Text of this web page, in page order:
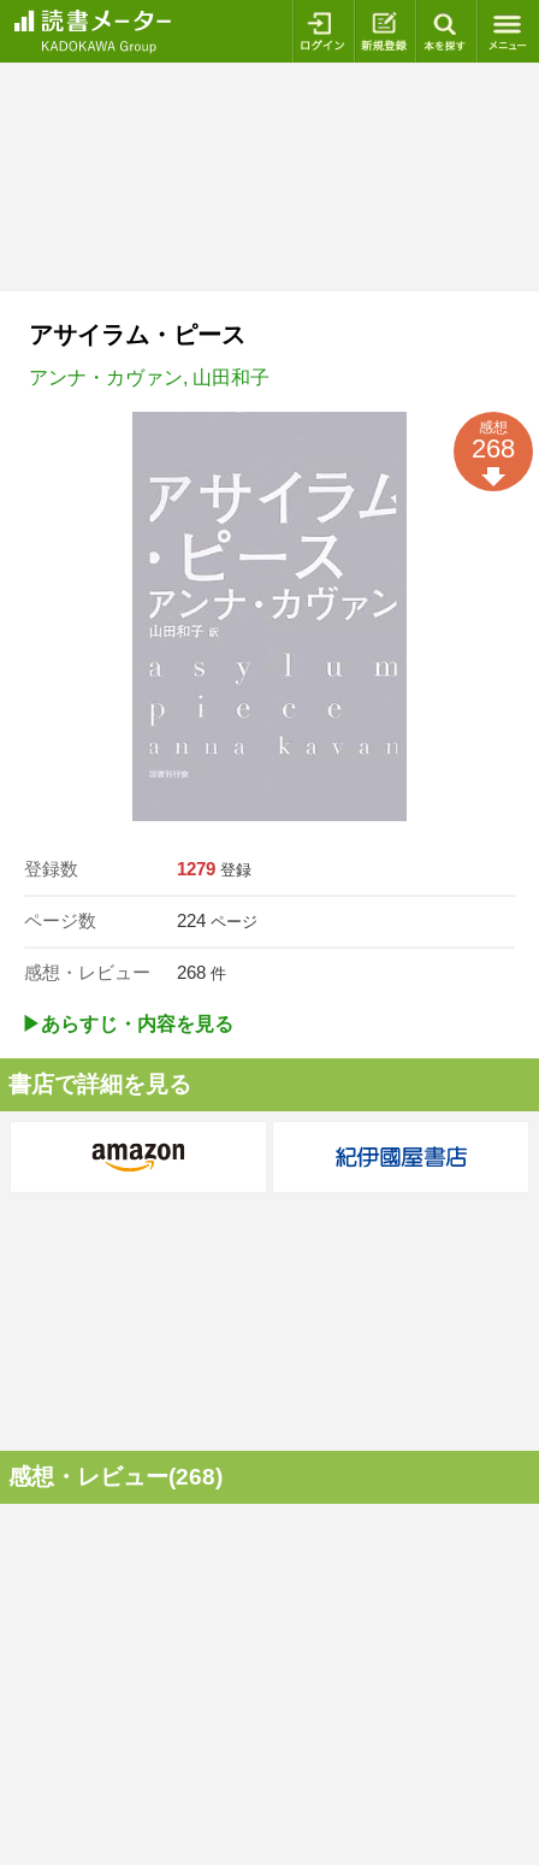
ログイン 新規登録
アサイラム・ピース
アンナ・カヴァン, 山田和子
登録数 1279 登録
ページ数 224 ページ
感想・レビュー 268 件
感想
268
▶︎あらすじ・内容を見る
書店で詳細を見る
感想・レビュー(268)